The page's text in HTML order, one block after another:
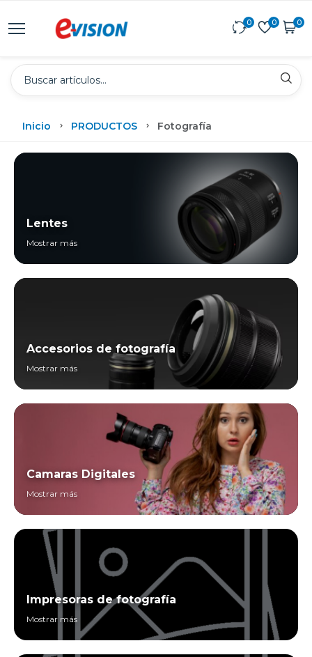
0 0 0
Inicio PRODUCTOS Fotografía
Lentes
Mostrar más
Accesorios de fotografía
Mostrar más
Camaras Digitales
Mostrar más
Impresoras de fotografía
Mostrar más